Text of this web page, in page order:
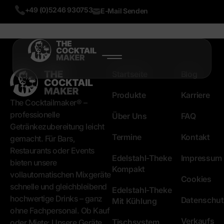
+49 (0)5246 930753 E-Mail Senden
START
PRODUKTE
ÜBER UNS
BLOG
MEHR
LIVE DEMO
TEST NOW
The Cocktailmaker® –
professionelle
Getränkezubereitung leicht
gemacht. Für Bars,
Restaurants oder Events
bieten unsere
vollautomatischen Mixgeräte
schnelle und gleichbleibend
hochwertige Drinks – ganz
ohne Fachpersonal. Ob Kauf
Produkte
Über Uns
Termine
Edelstahl-Theke
Kompakt
Edelstahl-Theke
Mit Kühlung
Tischsystem
Karriere
FAQ
Kontakt
Impressum
Cookies
Verkaufs